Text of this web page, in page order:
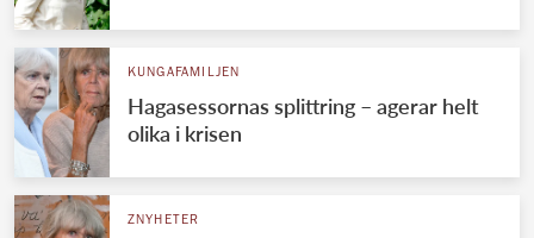
Jordanska kungahuset
Luxemburgska storhertighuset
Japanska kejsarhuset
Thailändska kungahuset
KUNGAFAMILJEN
Hagasessornas splittring – agerar helt
olika i krisen
ZNYHETER